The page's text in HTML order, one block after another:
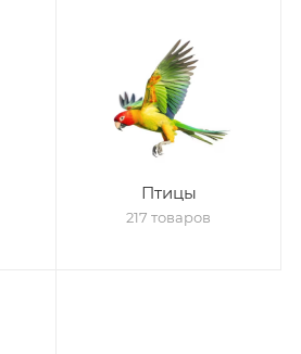
Птицы
217 товаров